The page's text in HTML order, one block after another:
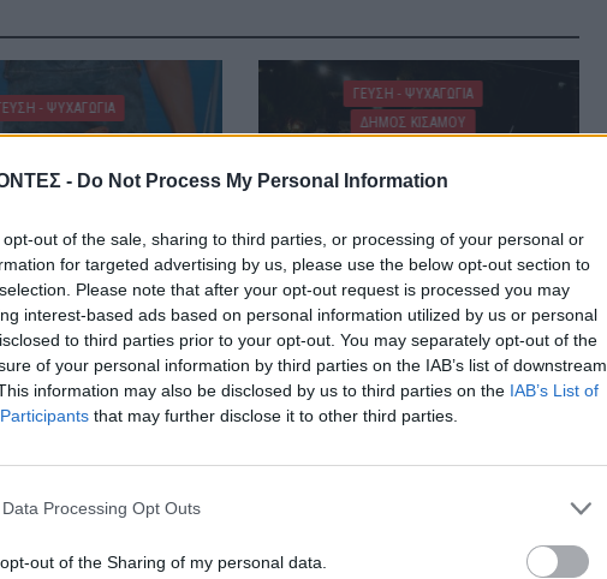
- Do Not Process My Personal Information
opt-out of the sale, sharing to third parties, or processing of your personal or
for targeted advertising by us, please use the below opt-out section to
Please note that after your opt-out request is processed you may
interest-based ads based on personal information utilized by us or personal
to third parties prior to your opt-out. You may separately opt-out of the
of your personal information by third parties on the IAB’s list of downstream
information may also be disclosed by us to third parties on the IAB’s List of
that may further disclose it to other third parties.
Processing Opt Outs
out of the Sharing of my personal data.
- ΨΥΧΑΓΩΓΊΑ
του Σωτήρος:
τρώνε ψάρι όσοι
ΓΕΎΣΗ - ΨΥΧΑΓΩΓΊΑ
ΔΉΜΟΣ ΚΙΣΆΜΟΥ
“Γιορτή Ντομάτας” στον
6 Αυγούστου 2026